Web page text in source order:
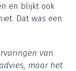
en blijkt ook
Dat was een
van
maar het